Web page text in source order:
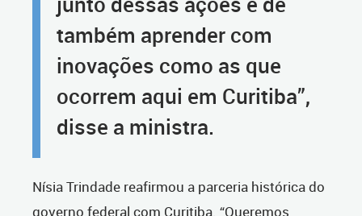
também aprender com
inovações como as que
ocorrem aqui em Curitiba”,
disse a ministra.
Nísia Trindade reafirmou a parceria histórica do
governo federal com Curitiba. “Queremos